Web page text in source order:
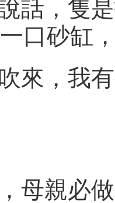
話，隻
口砂缸
來，我
母親必